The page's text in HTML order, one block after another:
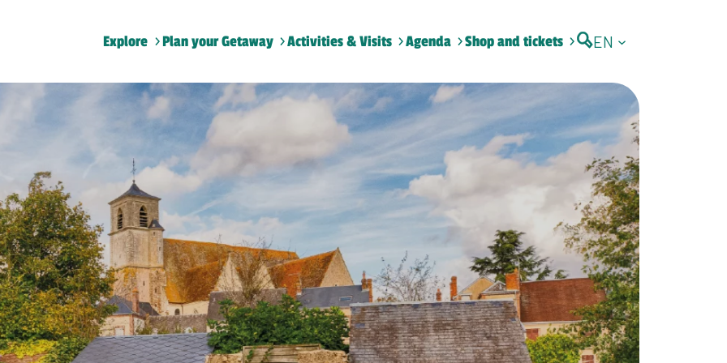
Explore Plan your Getaway Activities & Visits Agenda Shop and tickets EN